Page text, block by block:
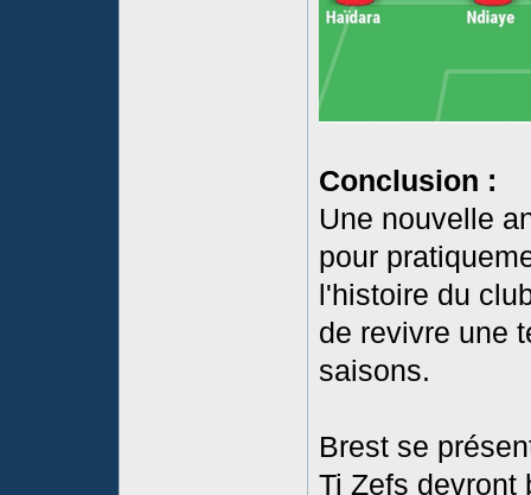
Conclusion :
Une nouvelle
pour
l'histoire du
de revivre une
saisons.
Brest se
Ti Zefs devront